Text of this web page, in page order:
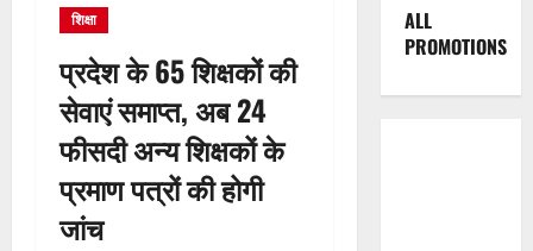
शिक्षा
प्रदेश के 65 शिक्षकों की
सेवाएं समाप्त, अब 24
फीसदी अन्य शिक्षकों के
प्रमाण पत्रों की होगी
जांच
ALL
PROMOTIONS